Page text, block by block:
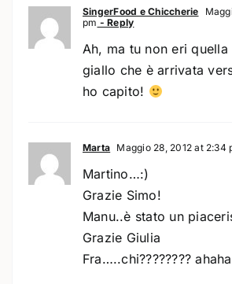
SingerFood e Chiccherie
pm - Reply
Ah, ma tu non eri
giallo che è arrivata
ho capito!
Marta Maggio 28, 2012 at 2:34
Martino…:)
Grazie Simo!
Manu..è stato un
Grazie Giulia
Fra…..chi????????